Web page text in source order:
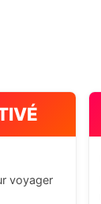
voyager